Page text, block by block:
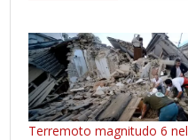
Terremoto magnitudo 6